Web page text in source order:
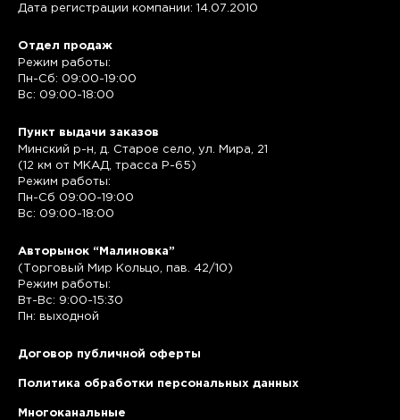
Дата регистрации компании: 14.07.2010
Отдел продаж
Режим работы:
Пн-Сб: 09:00-19:00
Вс: 09:00-18:00
Пункт выдачи заказов
Минский р-н, д. Старое село, ул. Мира, 21
(12 км от МКАД, трасса P-65)
Режим работы:
Пн-Сб 09:00-19:00
Вс: 09:00-18:00
Авторынок “Малиновка”
(Торговый Мир Кольцо, пав. 42/10)
Режим работы:
Вт-Вс: 9:00-15:30
Пн: выходной
Договор публичной оферты
Политика обработки персональных данных
Многоканальные